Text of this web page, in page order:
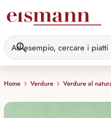
Home Verdure Verdure al